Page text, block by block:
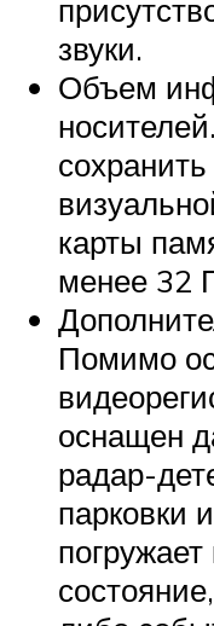
звуки.
Объем
карты
менее 32
Помимо
оснащен
радар-
парковки